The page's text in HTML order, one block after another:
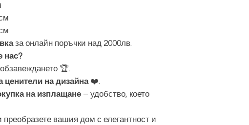
за онлайн поръчки над 2000лв.
нас?
🏆.
ценители на дизайна❤️.
на изплащане – удобство, което
преобразете вашия дом с елегантност и